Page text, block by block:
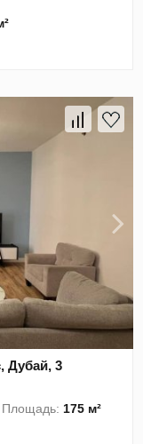
Дубай, 3
Площадь: 175 м²